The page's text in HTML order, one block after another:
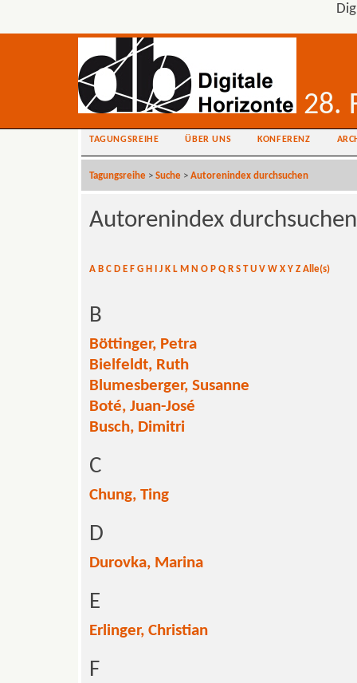
28.
TAGUNGSREIHE ÜBER UNS KONFERENZ
Tagungsreihe > Suche > Autorenindex durchsuchen
Autorenindex durchsuchen
A B C D E F G H J K L M N O P Q R S T U V W X Y Z Alle(s)
B
Böttinger, Petra
Bielfeldt, Ruth
Blumesberger, Susanne
Boté, Juan-José
Busch, Dimitri
C
Chung, Ting
D
Durovka, Marina
E
Erlinger, Christian
F